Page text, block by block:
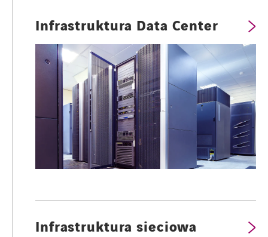
Infrastruktura Data Center
Infrastruktura sieciowa